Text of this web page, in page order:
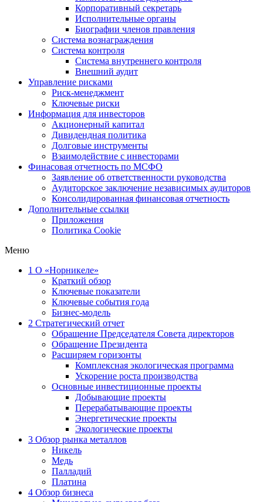
Корпоративный секретарь
Исполнительные органы
Биографии членов правления
Система вознаграждения
Система контроля
Система внутреннего контроля
Внешний аудит
Управление рисками
Риск-менеджмент
Ключевые риски
Информация для инвесторов
Акционерный капитал
Дивидендная политика
Долговые инструменты
Взаимодействие с инвеcторами
Финасовая отчетность по МСФО
Заявление об ответственности руководства
Аудиторское заключение независимых аудиторов
Консолидированная финансовая отчетность
Дополнительные ссылки
Приложения
Политика Cookie
Меню
1 О «Норникеле»
Краткий обзор
Ключевые показатели
Ключевые события года
Бизнес-модель
2 Стратегический отчет
Обращение Председателя Совета директоров
Обращение Президента
Расширяем горизонты
Комплексная экологическая программа
Ускорение роста производства
Основные инвестиционные проекты
Добывающие проекты
Перерабатывающие проекты
Энергетические проекты
Экологические проекты
3 Обзор рынка металлов
Никель
Медь
Палладий
Платина
4 Обзор бизнеса